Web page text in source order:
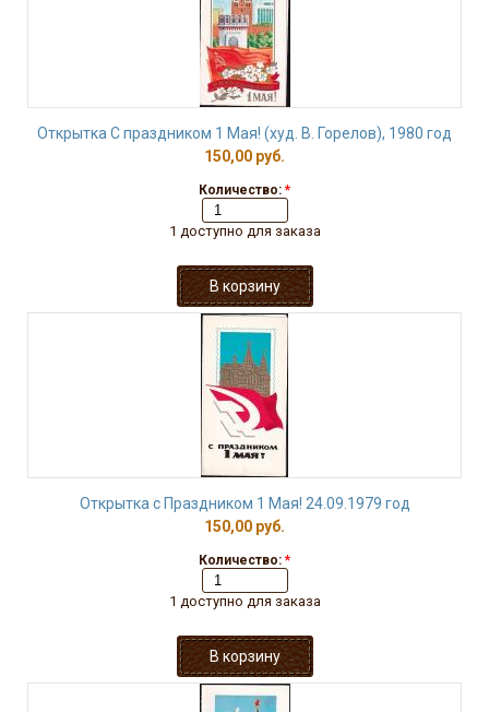
Открытка С праздником 1 Мая! (худ. В. Горелов), 1980 год
150,00 руб.
Количество: *
1 доступно для заказа
Открытка с Праздником 1 Мая! 24.09.1979 год
150,00 руб.
Количество: *
1 доступно для заказа